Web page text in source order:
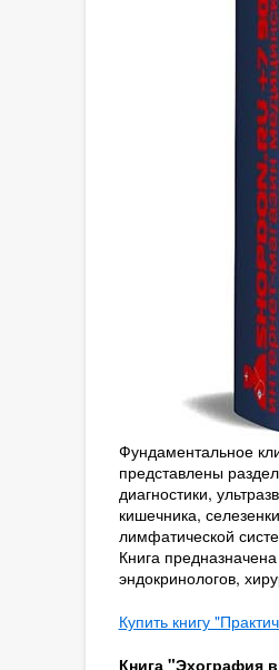
Фундаментальное
представлены
диагностики,
кишечника,
лимфатической
Книга
эндокринологов,
Купить книгу
Книга "Эхография